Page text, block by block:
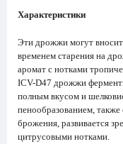
Характеристики
Эти дрожжи могут
временем старения на
аромат с нотками
ICV-D47 дрожжи
полным вкусом и
пенообразованием,
брожения, развивается
цитрусовыми нотками.